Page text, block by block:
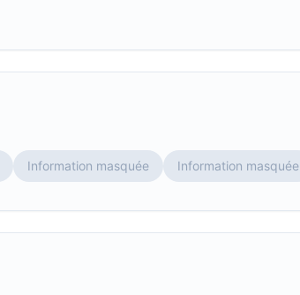
Information masquée Information masquée